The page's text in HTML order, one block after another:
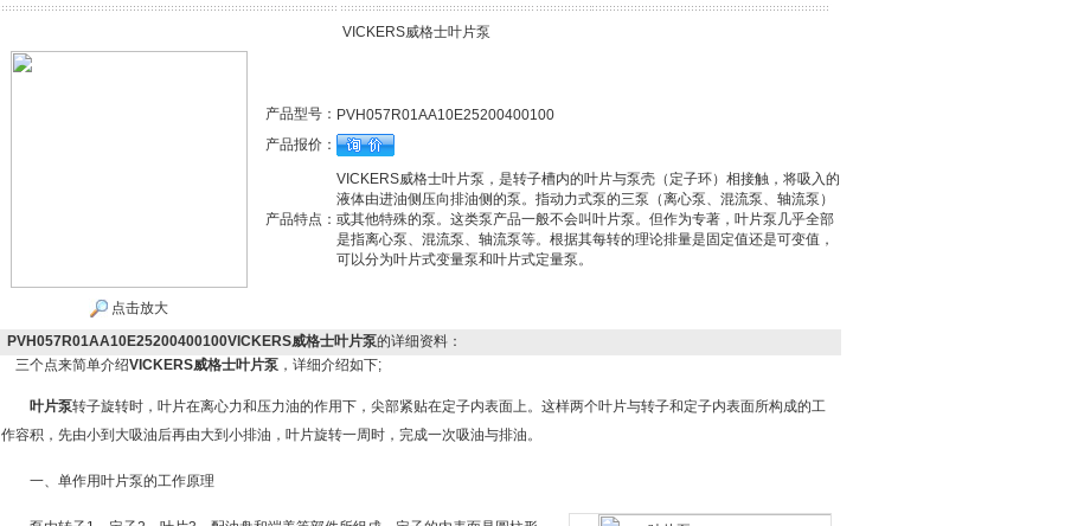
VICKERS威格士叶片泵
点击放大
产品型号： PVH057R01AA10E25200400100
产品报价：
产品特点：
VICKERS威格士叶片泵，是转子槽内的叶片与泵壳（定子环）相接触，将吸入的
液体由进油侧压向排油侧的泵。指动力式泵的三泵（离心泵、混流泵、轴流泵）
或其他特殊的泵。这类泵产品一般不会叫叶片泵。但作为专著，叶片泵几乎全部
是指离心泵、混流泵、轴流泵等。根据其每转的理论排量是固定值还是可变值，
可以分为叶片式变量泵和叶片式定量泵。
PVH057R01AA10E25200400100VICKERS威格士叶片泵的详细资料：
三个点来简单介绍VICKERS威格士叶片泵 ，详细介绍如下;
叶片泵转子旋转时，叶片在离心力和压力油的作用下，尖部紧贴在定子内表面上。这样两个叶片与转子和定子内表面所构成的工
作容积，先由小到大吸油后再由大到小排油，叶片旋转一周时，完成一次吸油与排油。
一、单作用叶片泵的工作原理